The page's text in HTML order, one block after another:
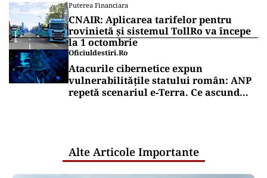
Puterea Financiara
CNAIR: Aplicarea tarifelor pentru
rovinietă și sistemul TollRo va începe
la 1 octombrie
Oficiuldestiri.ro
Atacurile cibernetice expun
vulnerabilitățile statului român: ANP
repetă scenariul e‑Terra. Ce ascund
Alte Articole Importante